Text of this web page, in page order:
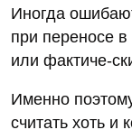
Иногда
при переносе
или фактиче-
Именно
считать хоть и